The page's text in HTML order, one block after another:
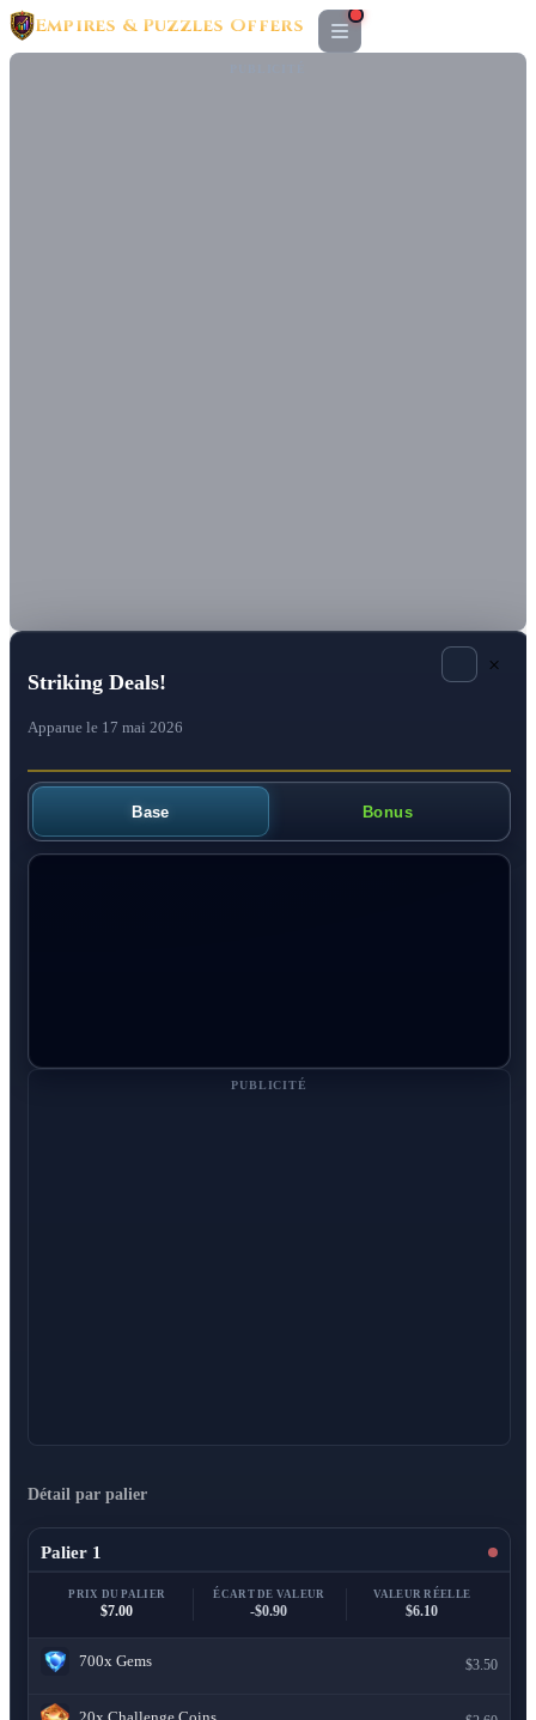
Empires & Puzzles Offers
Striking Deals!
Apparue le 17 mai 2026
×
Base Bonus
PUBLICITÉ
Détail par palier
Palier 1
PRIX DU PALIER
$7.00
ÉCART DE VALEUR
-$0.90
VALEUR RÉELLE
$6.10
700x Gems $3.50